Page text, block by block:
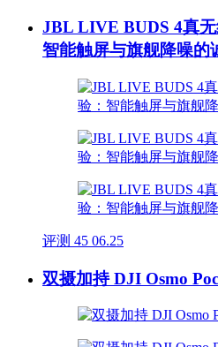
JBL LIVE BUDS 4真无
智能触屏与旗舰降噪的
评测 45 06.25
双摄加持 DJI Osmo